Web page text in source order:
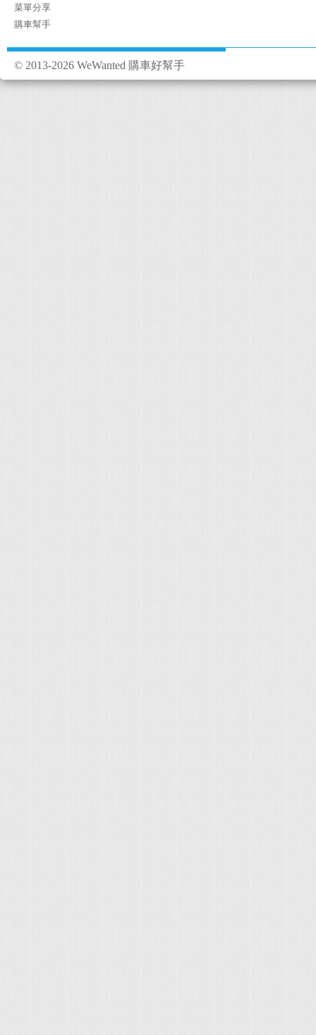
菜單分享
購車幫手
© 2013-2026 WeWanted 購車好幫手